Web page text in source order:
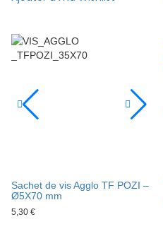
Sachet de vis Agglo TF POZI –
Ø5X70 mm
5,30 €